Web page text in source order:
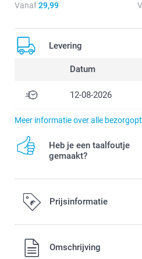
Vanaf29,99
Levering
Datum
12-08-2026
Meer informatie over alle
Heb je een taalfoutje
gemaakt?
Prijsinformatie
Alle prijzen zijn in EURO (€)
verzendkosten.Omschrijving